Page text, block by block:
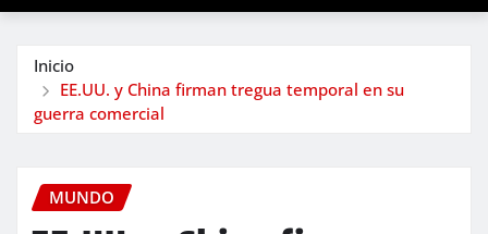
Inicio
EE.UU. y China firman tregua temporal en su
guerra comercial
MUNDO